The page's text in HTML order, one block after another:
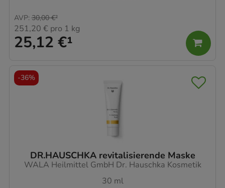
25,12 €¹
AVP: 30,00 €²
251,20 € pro 1 kg
DR.HAUSCHKA revitalisierende Maske
WALA Heilmittel GmbH Dr. Hauschka Kosmetik
30 ml
-36%